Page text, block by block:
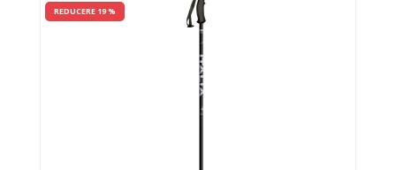
REDUCERE 19 %